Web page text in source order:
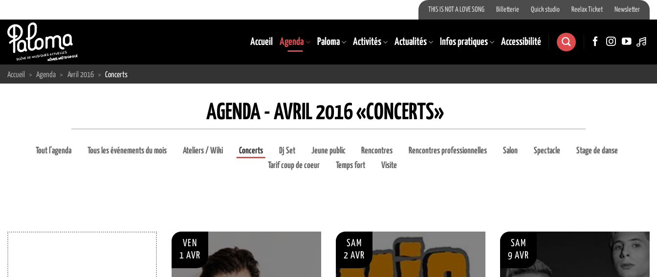
au
contenu
THIS IS NOT A LOVE SONG Billetterie Quick studio Reelax Ticket Newsletter
Accueil Agenda Paloma Activités Actualités Infos pratiques Accessibilité
Accueil > Agenda > Avril 2016 > Concerts
AGENDA - AVRIL 2016 «CONCERTS»
Tout l'agenda Tous les événements du mois Ateliers / Wiki Concerts Dj Set Jeune public Rencontres Rencontres professionnelles Salon Spectacle
Stage de danse
Tarif coup de coeur
Temps fort Visite
VEN
1 AVR
SAM
2 AVR
SAM
9 AVR